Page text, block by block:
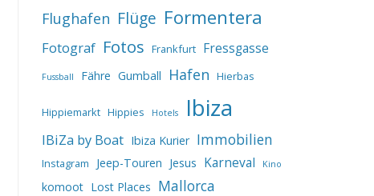
Flughafen Flüge Formentera
Fotograf Fotos Frankfurt Fressgasse
Fussball Fähre Gumball Hafen Hierbas
Hippiemarkt Hippies Hotels Ibiza
IBiZa by Boat Ibiza Kurier Immobilien
Instagram Jeep-Touren Jesus Karneval Kino
komoot Lost Places Mallorca